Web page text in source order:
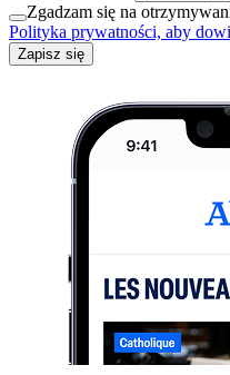
Zgadzam się na
Polityka prywatności, aby
Zapisz się